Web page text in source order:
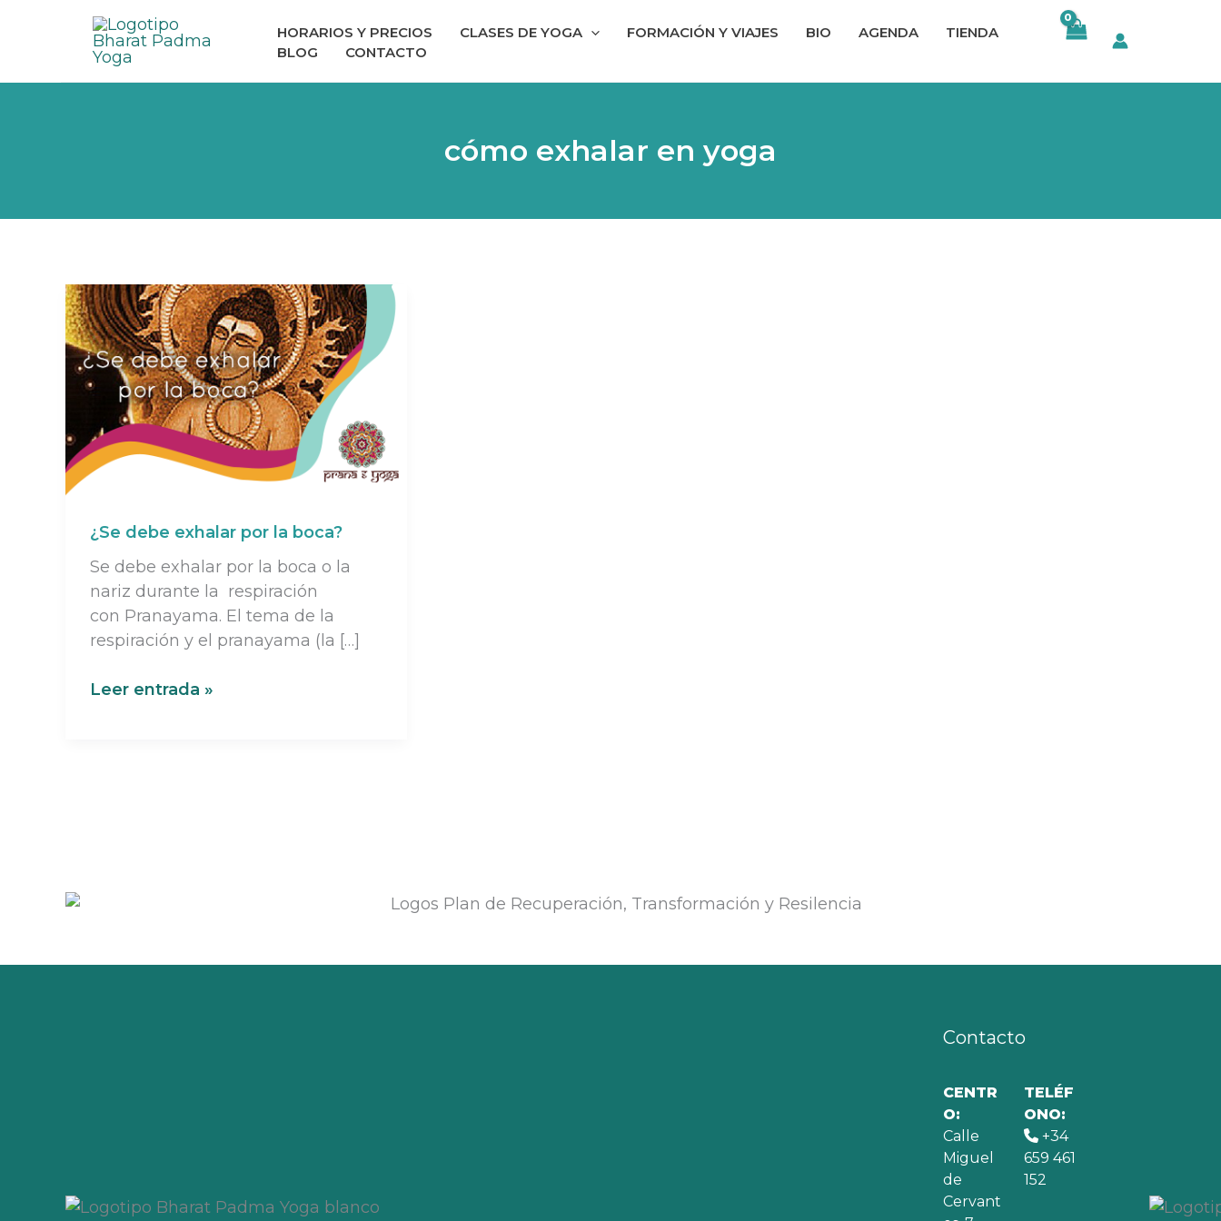
HORARIOS Y PRECIOS CLASES DE YOGA FORMACIÓN Y VIAJES BIO AGENDA
TIENDA
BLOG
CONTACTO
cómo exhalar en yoga
¿Se debe exhalar por la boca?
Se debe exhalar por la boca o la
nariz durante la respiración
con Pranayama. El tema de la
respiración y el pranayama (la […]
¿Se
Leer entrada »
Contacto
CENTR
O:
Calle
Miguel
de
Cervant
TELÉF
ONO:
+34
659 461
152